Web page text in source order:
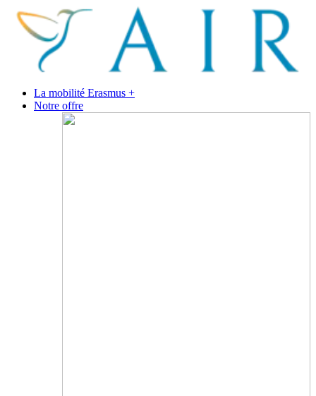
La mobilité Erasmus +
Notre offre